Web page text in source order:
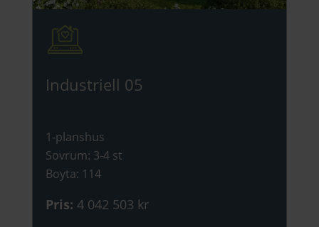
Industriell 05
1-planshus
Sovrum: 3-4 st
Boyta: 114
Pris: 4 042 503 kr